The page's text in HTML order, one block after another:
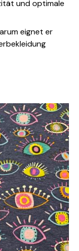
und optimale
eignet er